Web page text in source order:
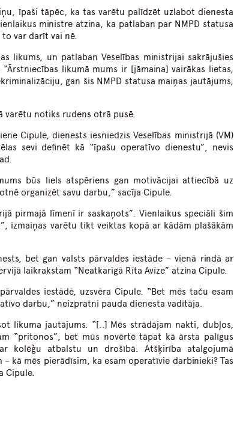
īpaši tāpēc, ka tas varētu palīdzēt uzlabot dienesta
ministre atzina, ka patlaban par NMPD statusa
var darīt vai nē.
likums, un patlaban Veselības ministrijai sakrājušies
likumā mums ir [jāmaina] vairākas lietas,
gan šis NMPD statusa maiņas jautājums,
varētu notiks rudens otrā pusē.
Cipule, dienests iesniedzis Veselības ministrijā (VM)
sevi definēt kā “īpašu operatīvo dienestu”, nevis
būs liels atspēriens gan motivācijai attiecībā uz
organizēt savu darbu,” sacīja Cipule.
pirmajā līmenī ir saskaņots”. Vienlaikus speciāli šim
izmaiņas varētu tikt veiktas kopā ar kādām plašākām
bet gan valsts pārvaldes iestāde – vienā rindā ar
laikrakstam “Neatkarīgā Rīta Avīze” atzina Cipule.
iestādē, uzsvēra Cipule. “Bet mēs taču esam
darbu,” neizpratni pauda dienesta vadītāja.
likuma jautājums. “[..] Mēs strādājam nakti, dubļos,
“pritonos”, bet mūs novērtē tāpat kā ārsta palīgus
kolēģu atbalstu un drošībā. Atšķirība atalgojumā
kā mēs pierādīsim, ka esam operatīvie darbinieki? Tas
Cipule.